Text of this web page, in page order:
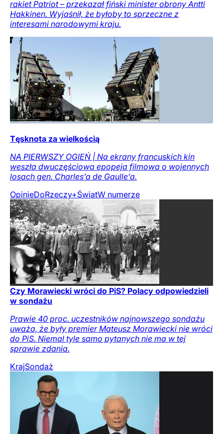
rakiet Patriot – przekazał fiński minister obrony Antti
Hakkinen. Wyjaśnił, że byłoby to sprzeczne z
interesami narodowymi kraju.
Tęsknota za wielkością
NA PIERWSZY OGIEŃ | Na ekrany francuskich kin
weszła dwuczęściowa epopeja filmowa o wojennych
losach gen. Charles’a de Gaulle’a.
OpinieDoRzeczy+ŚwiatW numerze
Czy Morawiecki wróci do PiS? Polacy odpowiedzieli
w sondażu
Prawie 40 proc. uczestników najnowszego sondażu
uważa, że były premier Mateusz Morawiecki nie wróci
do PiS. Niemal tyle samo pytanych nie ma w tej
sprawie zdania.
KrajSondaż